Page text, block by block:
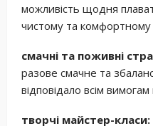
можливість щодня
чистому та комфортному
смачні та поживні
разове смачне та
відповідало всім
творчі майстер-класи: